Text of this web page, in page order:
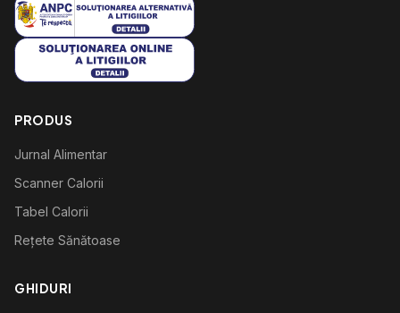
PRODUS
Jurnal Alimentar
Scanner Calorii
Tabel Calorii
Rețete Sănătoase
GHIDURI